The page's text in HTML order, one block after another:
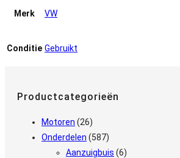
Merk VW
Conditie Gebruikt
Productcategorieën
Motoren (26)
Onderdelen (587)
Aanzuigbuis (6)